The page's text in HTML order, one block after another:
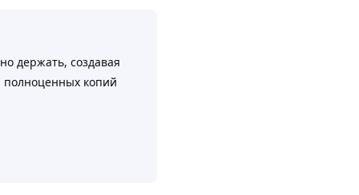
держать, создавая
полноценных копий